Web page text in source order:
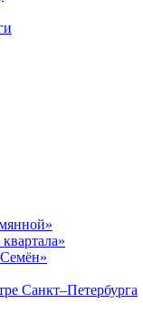
Санкт–Петербурга